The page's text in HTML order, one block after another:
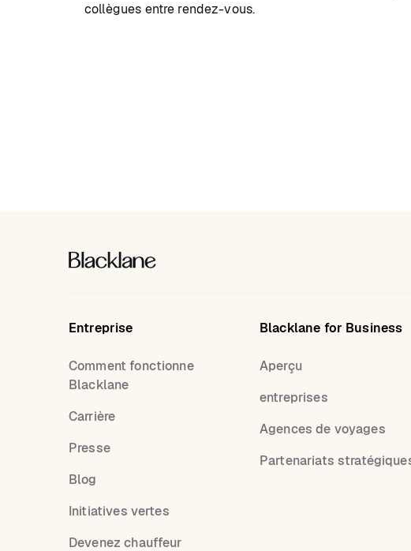
collègues entre rendez-vous.
Entreprise
Comment fonctionne
Blacklane
Carrière
Presse
Blog
Initiatives vertes
Devenez chauffeur
Blacklane for Business
Aperçu
entreprises
Agences de voyages
Partenariats